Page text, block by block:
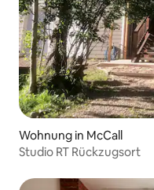
Wohnung in McCall
Studio RT Rückzugsort